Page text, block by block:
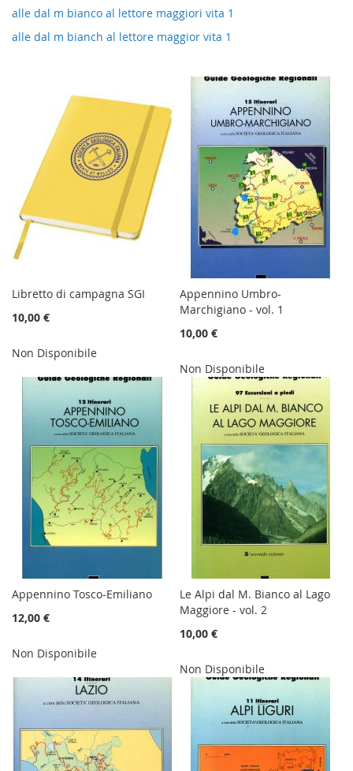
alle dal m bianco al lettore maggiori vita 1
alle dal m bianch al lettore maggior vita 1
Libretto di campagna SGI
10,00 €
Non Disponibile
Appennino Umbro-
Marchigiano - vol. 1
10,00 €
Non Disponibile
Appennino Tosco-Emiliano
12,00 €
Non Disponibile
Le Alpi dal M. Bianco al Lago
Maggiore - vol. 2
10,00 €
Non Disponibile